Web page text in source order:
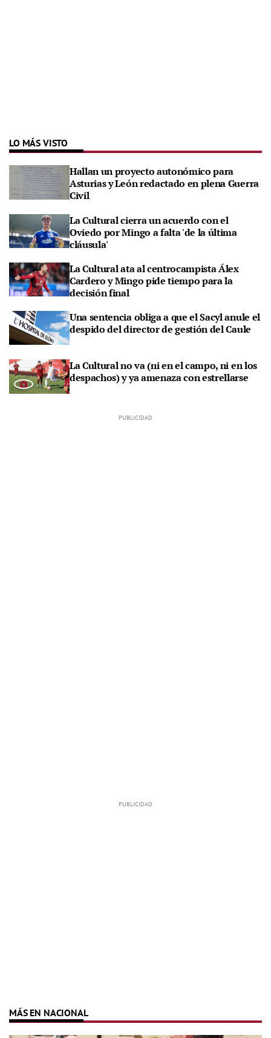
LO MÁS VISTO
Hallan un proyecto autonómico para
Asturias y León redactado en plena Guerra
Civil
La Cultural cierra un acuerdo con el
Oviedo por Mingo a falta 'de la última
cláusula'
La Cultural ata al centrocampista Álex
Cardero y Mingo pide tiempo para la
decisión final
Una sentencia obliga a que el Sacyl anule el
despido del director de gestión del Caule
La Cultural no va (ni en el campo, ni en los
despachos) y ya amenaza con estrellarse
MÁS EN NACIONAL